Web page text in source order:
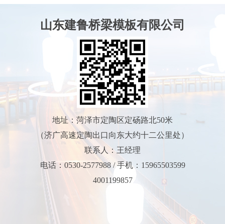
山东建鲁桥梁模板有限公司
地址：菏泽市定陶区定砀路北50米
（济广高速定陶出口向东大约十二公里处）
联系人：王经理
电话：0530-2577988 / 手机：15965503599
4001199857